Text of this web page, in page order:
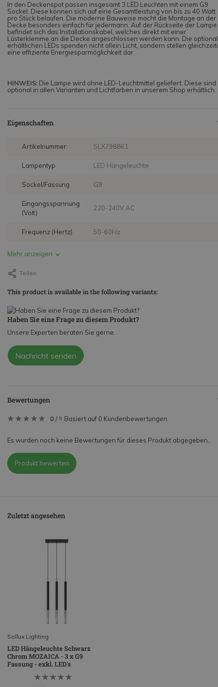
In den Deckenspot passen insgesamt 3 LED Leuchten mit einem G9
Sockel. Diese können sich auf eine Gesamtleistung von bis zu 40 Watt
pro Stück belaufen. Die moderne Bauweise macht die Montage an der
Decke besonders einfach für jedermann. Auf der Rückseite der Lampe
befindet sich das Installationskabel, welches direkt mit einer
Lüsterklemme an die Decke angeschlossen werden kann. Die optional
erhältlichen LEDs spenden nicht allein Licht, sondern stellen
eine effiziente Energiesparmöglichkeit dar.
HINWEIS: Die Lampe wird ohne LED-Leuchtmittel geliefert. Diese sind
optional in allen Varianten und Lichtfarben in unserem Shop erhältlich.
Eigenschaften
Artikelnummer: SLX798861
Lampentyp LED Hängeleuchte
Sockel/Fassung G9
Eingangsspannung
(Volt)
220-240V AC
Frequenz (Hertz) 50-60Hz
Mehr anzeigen
Teilen
This product is available in the following variants:
Haben Sie eine Frage zu diesem Produkt?
Unsere Experten beraten Sie gerne.
Nachricht senden
Bewertungen
0 / 5 Basiert auf 0 Kundenbewertungen
Es wurden noch keine Bewertungen für dieses Produkt abgegeben..
Produkt bewerten
Zuletzt angesehen
Sollux Lighting
LED Hängeleuchte Schwarz
Chrom MOZAICA - 3 x G9
Fassung - exkl. LED's